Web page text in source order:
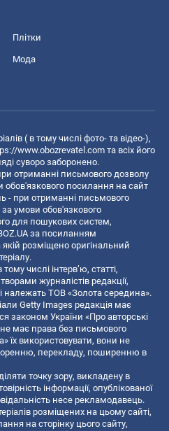
Плітки
Мода
( в тому числі фото- та відео-),
www.obozrevatel.com та всіх його
суворо заборонено.
отриманні письмового дозволу
обов'язкового посилання на сайт
- при отриманні письмового
умови обов'язкового
для пошукових систем,
за посиланням
якій розміщено оригінальний
числі інтерв’ю, статті,
журналістів редакції,
належать ТОВ «Золота середина».
Getty Images редакція має
законом України «Про авторські
не має права без письмового
їх використовувати, вони не
перекладу, поширенню в
точку зору, викладену в
інформації, опублікованої
несе рекламодавець.
розміщених на цьому сайті,
на сторінку цього сайту,